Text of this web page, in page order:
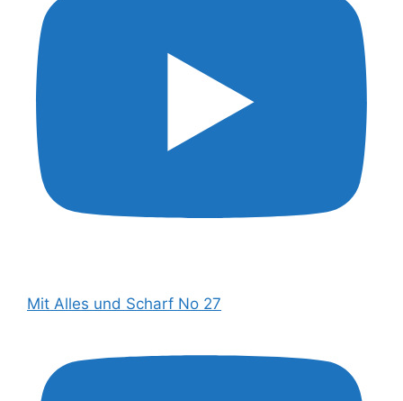
Mit Alles und Scharf No 27